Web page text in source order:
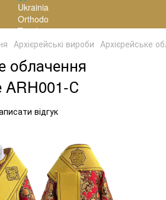
Архієрейські вироби Архієрейське
облачення
ARH001-С
відгук